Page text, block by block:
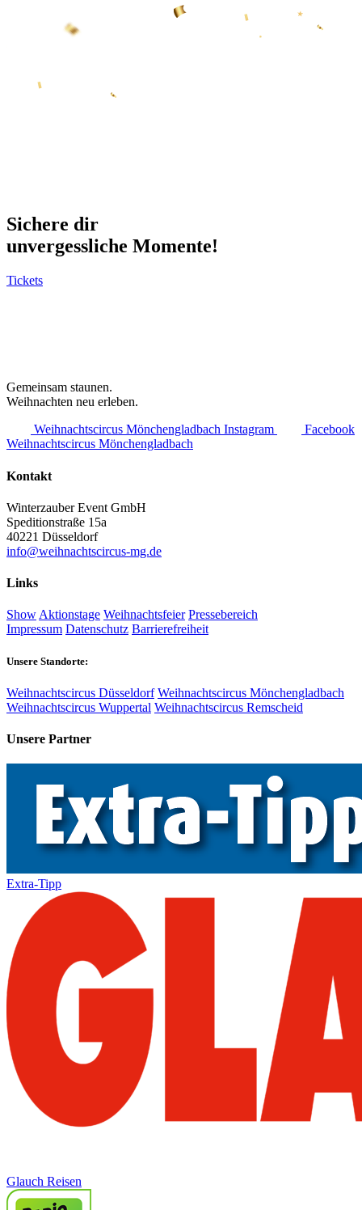
Sichere dir
unvergessliche Momente!
Tickets
Gemeinsam staunen.
Weihnachten neu erleben.
Weihnachtscircus Mönchengladbach Instagram
Facebook
Weihnachtscircus Mönchengladbach
Kontakt
Winterzauber Event GmbH
Speditionstraße 15a
40221 Düsseldorf
info@weihnachtscircus-mg.de
Links
ShowAktionstage Weihnachtsfeier Pressebereich
Impressum Datenschutz Barrierefreiheit
Unsere Standorte:
Weihnachtscircus Düsseldorf Weihnachtscircus Mönchengladbach
Weihnachtscircus Wuppertal Weihnachtscircus Remscheid
Unsere Partner
Extra-Tipp
Glauch Reisen